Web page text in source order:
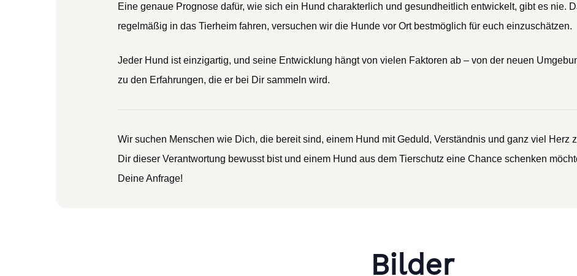
Eine genaue Prognose dafür, wie sich ein Hund charakterlich und gesundheitlich entwickelt, gibt es nie.
regelmäßig in das Tierheim fahren, versuchen wir die Hunde vor Ort bestmöglich für euch einzuschätzen.
Jeder Hund ist einzigartig, und seine Entwicklung hängt von vielen Faktoren ab – von der neuen
zu den Erfahrungen, die er bei Dir sammeln wird.
Wir suchen Menschen wie Dich, die bereit sind, einem Hund mit Geduld, Verständnis und ganz viel Herz
Dir dieser Verantwortung bewusst bist und einem Hund aus dem Tierschutz eine Chance schenken
Deine Anfrage!
Bilder